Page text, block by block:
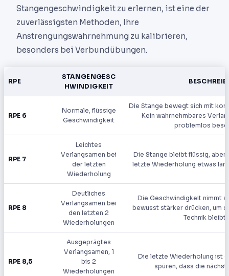
Stangengeschwindigkeit zu erlernen, ist eine der
zuverlässigsten Methoden, Ihre
Anstrengungswahrnehmung zu kalibrieren,
besonders bei Verbundübungen.
RPE
STANGENGESC
HWINDIGKEIT
RPE 6
Normale, flüssige
Geschwindigkeit
Die Stange bewegt sich mit
Kein wahrnehmbares
problemlos
RPE 7
Leichtes
Verlangsamen bei
der letzten
Wiederholung
Die Stange bleibt flüssig, aber
letzte Wiederholung etwas
RPE 8
Deutliches
Verlangsamen bei
den letzten 2
Wiederholungen
Die Geschwindigkeit nimmt
bewusst stärker drücken, um
Technik bleibt
RPE 8,5
Ausgeprägtes
Verlangsamen, 1
bis 2
Wiederholungen
Die letzte Wiederholung ist
spüren, dass die